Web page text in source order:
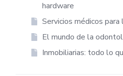
hardware
Servicios médicos para
El mundo de la
Inmobiliarias: todo lo